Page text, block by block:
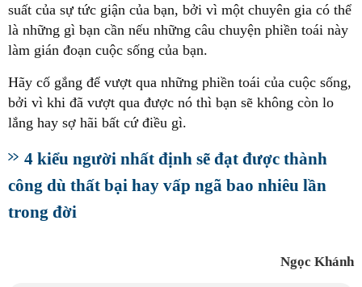
suất của sự tức giận của bạn, bởi vì một chuyên gia có thể
là những gì bạn cần nếu những câu chuyện phiền toái này
làm gián đoạn cuộc sống của bạn.
Hãy cố gắng để vượt qua những phiền toái của cuộc sống,
bởi vì khi đã vượt qua được nó thì bạn sẽ không còn lo
lắng hay sợ hãi bất cứ điều gì.
4 kiểu người nhất định sẽ đạt được thành
công dù thất bại hay vấp ngã bao nhiêu lần
trong đời
Ngọc Khánh